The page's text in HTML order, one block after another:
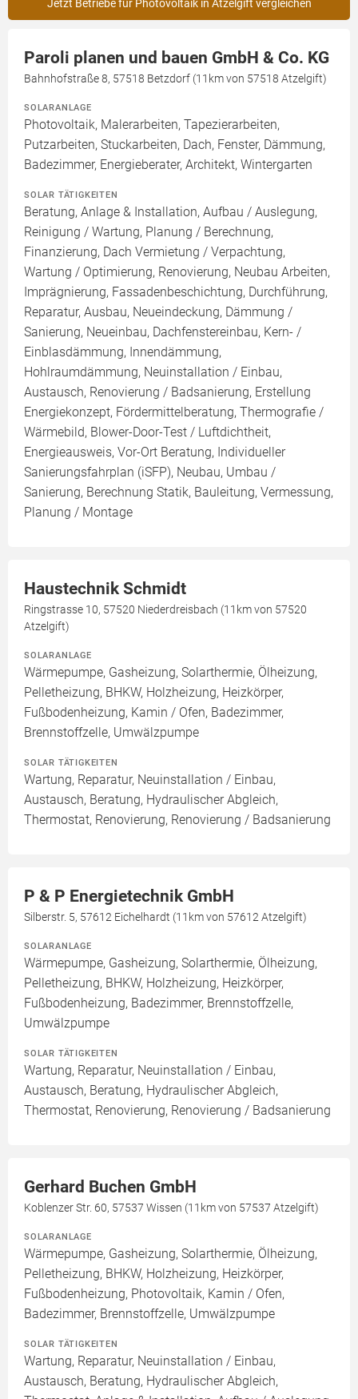
Jetzt Betriebe für Photovoltaik in Atzelgift vergleichen
Paroli planen und bauen GmbH & Co. KG
Bahnhofstraße 8, 57518 Betzdorf (11km von 57518 Atzelgift)
SOLARANLAGE
Photovoltaik, Malerarbeiten, Tapezierarbeiten,
Putzarbeiten, Stuckarbeiten, Dach, Fenster, Dämmung,
Badezimmer, Energieberater, Architekt, Wintergarten
SOLAR TÄTIGKEITEN
Beratung, Anlage & Installation, Aufbau / Auslegung,
Reinigung / Wartung, Planung / Berechnung,
Finanzierung, Dach Vermietung / Verpachtung,
Wartung / Optimierung, Renovierung, Neubau Arbeiten,
Imprägnierung, Fassadenbeschichtung, Durchführung,
Reparatur, Ausbau, Neueindeckung, Dämmung /
Sanierung, Neueinbau, Dachfenstereinbau, Kern- /
Einblasdämmung, Innendämmung,
Hohlraumdämmung, Neuinstallation / Einbau,
Austausch, Renovierung / Badsanierung, Erstellung
Energiekonzept, Fördermittelberatung, Thermografie /
Wärmebild, Blower-Door-Test / Luftdichtheit,
Energieausweis, Vor-Ort Beratung, Individueller
Sanierungsfahrplan (iSFP), Neubau, Umbau /
Sanierung, Berechnung Statik, Bauleitung, Vermessung,
Planung / Montage
Haustechnik Schmidt
Ringstrasse 10, 57520 Niederdreisbach (11km von 57520
Atzelgift)
SOLARANLAGE
Wärmepumpe, Gasheizung, Solarthermie, Ölheizung,
Pelletheizung, BHKW, Holzheizung, Heizkörper,
Fußbodenheizung, Kamin / Ofen, Badezimmer,
Brennstoffzelle, Umwälzpumpe
SOLAR TÄTIGKEITEN
Wartung, Reparatur, Neuinstallation / Einbau,
Austausch, Beratung, Hydraulischer Abgleich,
Thermostat, Renovierung, Renovierung / Badsanierung
P & P Energietechnik GmbH
Silberstr. 5, 57612 Eichelhardt (11km von 57612 Atzelgift)
SOLARANLAGE
Wärmepumpe, Gasheizung, Solarthermie, Ölheizung,
Pelletheizung, BHKW, Holzheizung, Heizkörper,
Fußbodenheizung, Badezimmer, Brennstoffzelle,
Umwälzpumpe
SOLAR TÄTIGKEITEN
Wartung, Reparatur, Neuinstallation / Einbau,
Austausch, Beratung, Hydraulischer Abgleich,
Thermostat, Renovierung, Renovierung / Badsanierung
Gerhard Buchen GmbH
Koblenzer Str. 60, 57537 Wissen (11km von 57537 Atzelgift)
SOLARANLAGE
Wärmepumpe, Gasheizung, Solarthermie, Ölheizung,
Pelletheizung, BHKW, Holzheizung, Heizkörper,
Fußbodenheizung, Photovoltaik, Kamin / Ofen,
Badezimmer, Brennstoffzelle, Umwälzpumpe
SOLAR TÄTIGKEITEN
Wartung, Reparatur, Neuinstallation / Einbau,
Austausch, Beratung, Hydraulischer Abgleich,